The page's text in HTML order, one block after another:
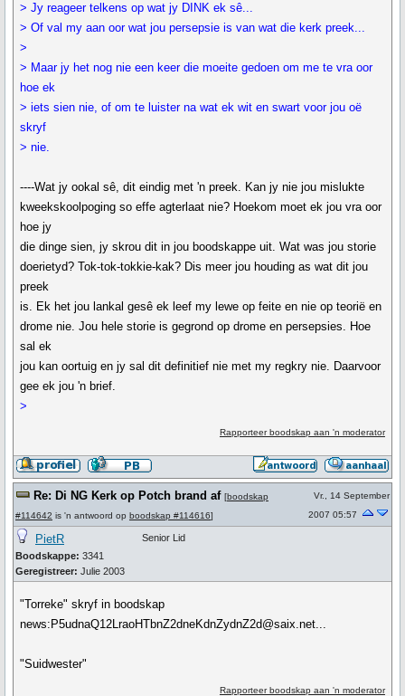
> Jy reageer telkens op wat jy DINK ek sê...
> Of val my aan oor wat jou persepsie is van wat die kerk preek...
>
> Maar jy het nog nie een keer die moeite gedoen om me te vra oor
hoe ek
> iets sien nie, of om te luister na wat ek wit en swart voor jou oë
skryf
> nie.
----Wat jy ookal sê, dit eindig met 'n preek. Kan jy nie jou mislukte
kweekskoolpoging so effe agterlaat nie? Hoekom moet ek jou vra oor
hoe jy
die dinge sien, jy skrou dit in jou boodskappe uit. Wat was jou storie
doerietyd? Tok-tok-tokkie-kak? Dis meer jou houding as wat dit jou
preek
is. Ek het jou lankal gesê ek leef my lewe op feite en nie op teorië en
drome nie. Jou hele storie is gegrond op drome en persepsies. Hoe
sal ek
jou kan oortuig en jy sal dit definitief nie met my regkry nie. Daarvoor
gee ek jou 'n brief.
>
Rapporteer boodskap aan 'n moderator
Re: Di NG Kerk op Potch brand af [boodskap
#114642 is 'n antwoord op boodskap #114616]
Vr., 14 September
2007 05:57
PietR
Boodskappe: 3341
Geregistreer: Julie 2003
Senior Lid
"Torreke" skryf in boodskap
news:P5udnaQ12LraoHTbnZ2dneKdnZydnZ2d@saix.net...
"Suidwester"
Rapporteer boodskap aan 'n moderator